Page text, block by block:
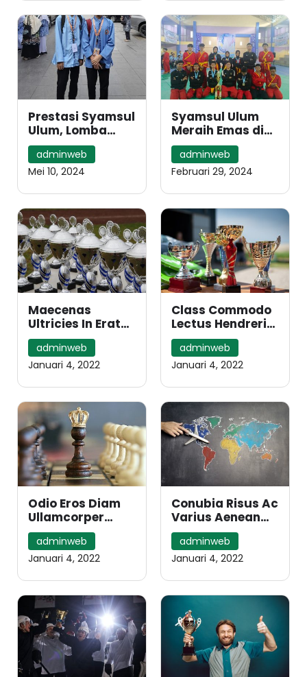
Prestasi Syamsul
Ulum, Lomba
Olimpiade
Matematika
Terintegrasi
adminweb
Mei 10, 2024
Syamsul Ulum
Meraih Emas di
Kejuaran Asfera
Subang
adminweb
Februari 29, 2024
Maecenas
Ultricies In Erat
Ridiculus Erat
Gravida Proin
adminweb
Januari 4, 2022
Class Commodo
Lectus Hendrerit
Dis Nunc
Pulvinar Justo
Morbi Fames
adminweb
Januari 4, 2022
Odio Eros Diam
Ullamcorper
Aenean Gravida
Scelerisque
adminweb
Januari 4, 2022
Conubia Risus Ac
Varius Aenean
Accumsan Hac
adminweb
Januari 4, 2022